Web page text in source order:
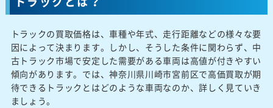
トラックの買取価格は、車種や年式、走行距離などの様々な要
因によって決まります。しかし、そうした条件に関わらず、中
古トラック市場で安定した需要がある車両は高値が付きやすい
傾向があります。では、神奈川県川崎市宮前区で高価買取が期
待できるトラックとはどのような車両なのか、詳しく見ていき
ましょう。